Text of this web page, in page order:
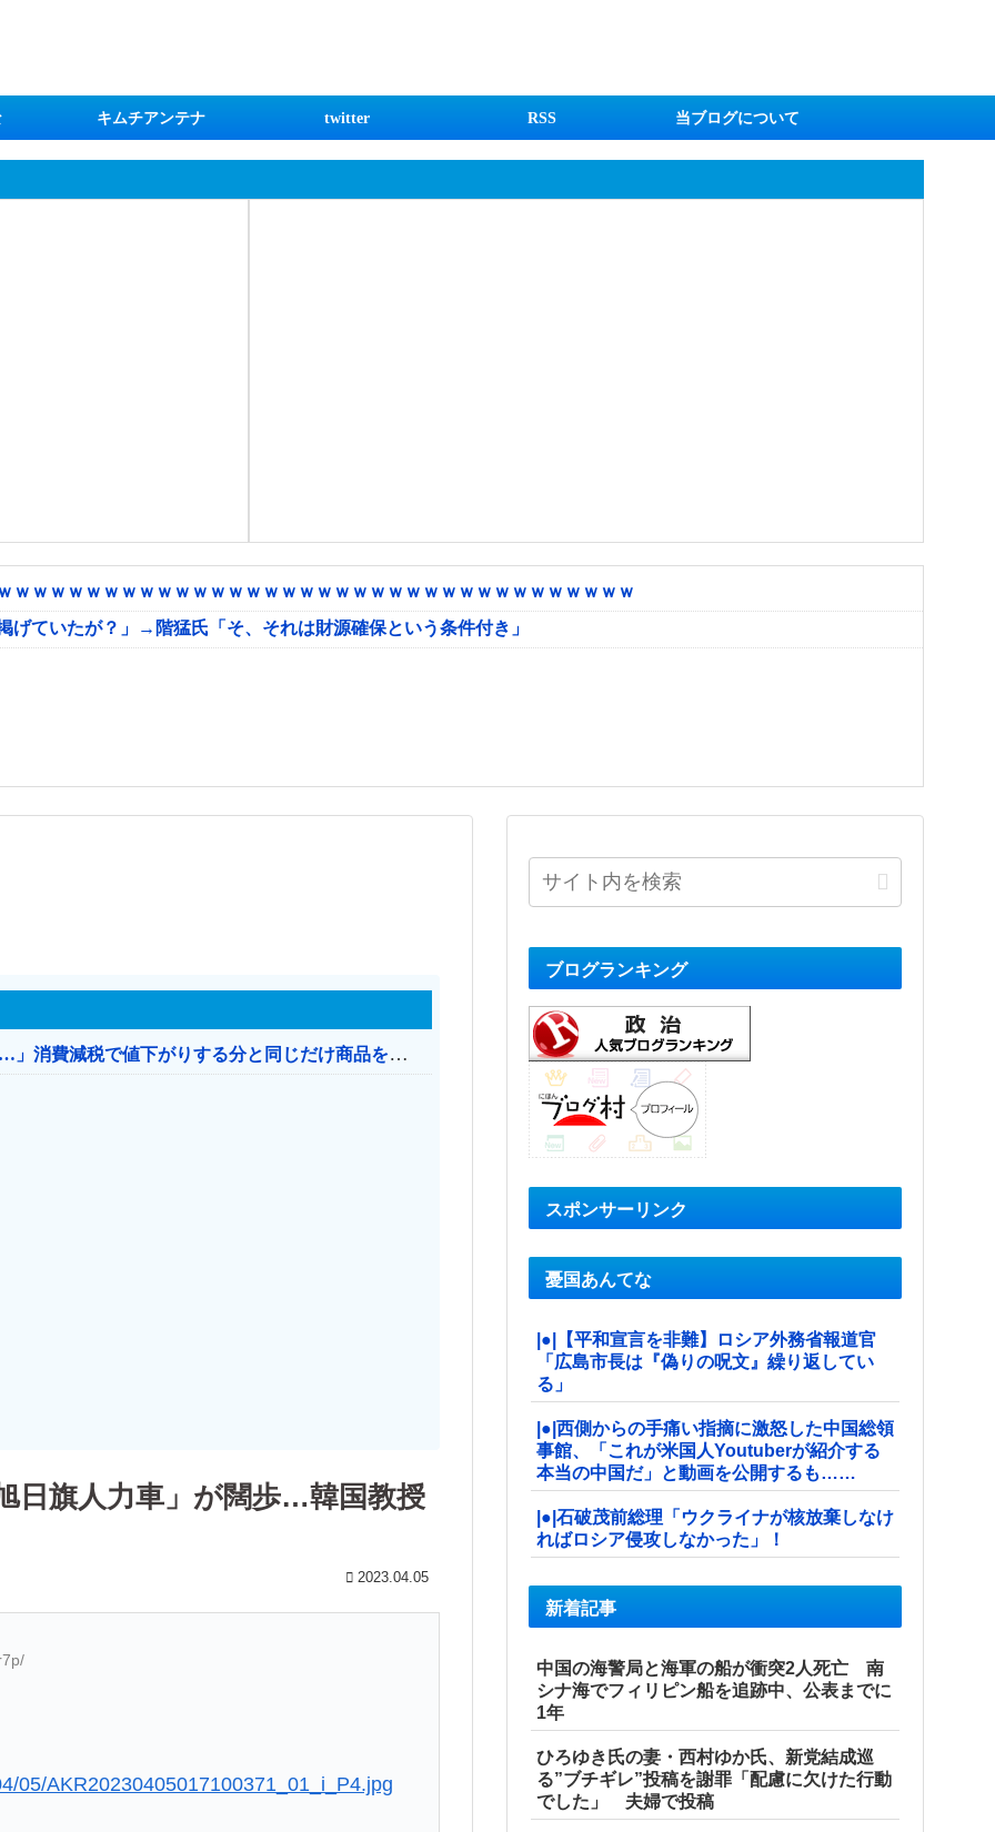
キムチアンテナ twitter RSS 当ブログについて
ｗｗｗｗｗｗｗｗｗｗｗｗｗｗｗｗｗｗｗｗｗｗｗｗｗｗｗｗｗｗｗｗｗｗ
ていたが？」→階猛氏「そ、それは財源確保という条件付き」
【消費税率1％】 「下げるのが筋なんですけど…」消費減税で値下がりする分と同じだけ商品を値上げして店頭価格を変えない店も
日旗人力車」が闊歩…韓国教授
2023.04.05
05/AKR20230405017100371_01_i_P4.jpg
ブログランキング
スポンサーリンク
憂国あんてな
|●|【平和宣言を非難】ロシア外務省報道官
「広島市長は『偽りの呪文』繰り返してい
る」
|●|西側からの手痛い指摘に激怒した中国総領
事館、「これが米国人Youtuberが紹介する
本当の中国だ」と動画を公開するも……
|●|石破茂前総理「ウクライナが核放棄しなけ
ればロシア侵攻しなかった」！
新着記事
中国の海警局と海軍の船が衝突2人死亡 南
シナ海でフィリピン船を追跡中、公表までに
1年
ひろゆき氏の妻・西村ゆか氏、新党結成巡
る”ブチギレ”投稿を謝罪「配慮に欠けた行動
でした」 夫婦で投稿